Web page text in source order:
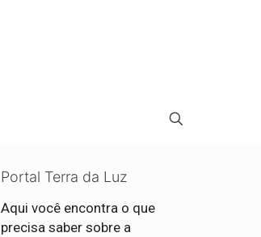
Portal Terra da Luz
Aqui você encontra o que
precisa saber sobre a